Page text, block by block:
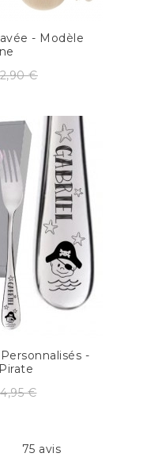
- Modèle
€
-
€
75 avis